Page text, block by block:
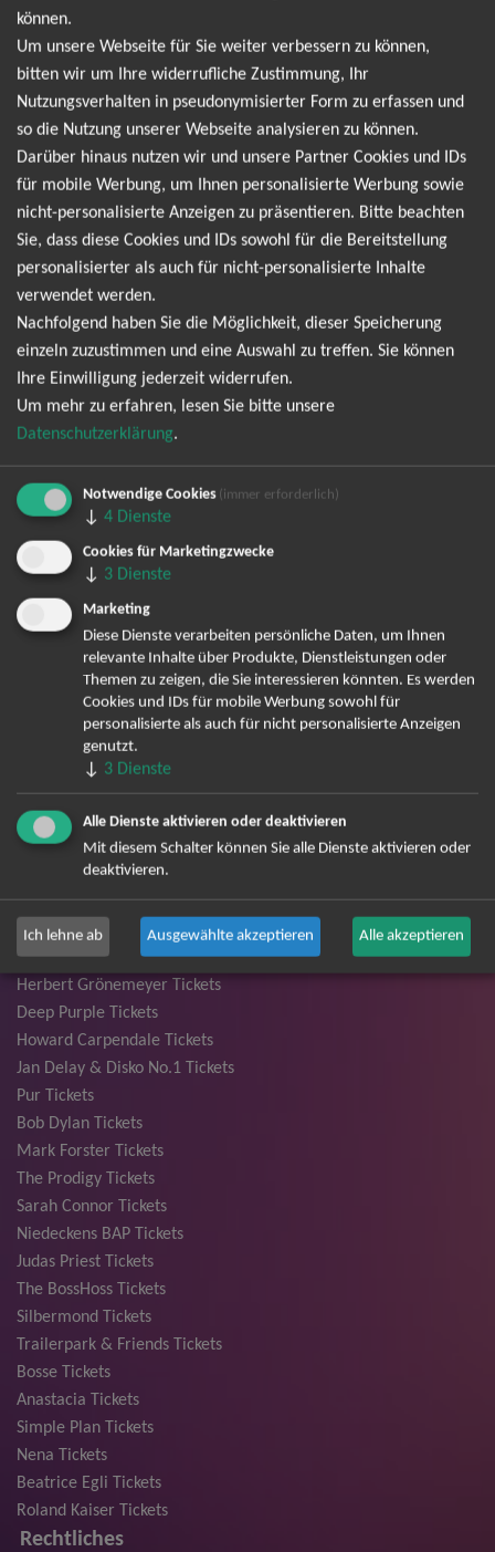
Leider gibt es aktuell von Bad Religion keine
Termine. Wir informieren dich jedoch gerne
direkt, sobald es neue Termine gibt. Einfach hier
für den Bad Religion Newsletter anmelden und
keine Angebote und Tourdaten mehr verpassen!
Ich möchte den regelmäßig erscheinenden Newsletter
abonnieren und bin daher mit einer Speicherung meiner E-
Mail-Adresse zum Zweck der Zustellung des Newsletters
Newsletter kann ich jederzeit wieder abbestellen.
Bereits angemeldet? Hier können Sie sich abmelden ...
TOP-Events
André Rieu Tickets
David Garrett Tickets
Andrea Berg Tickets
Backstreet Boys Tickets
Unheilig Tickets
Santiano Tickets
Ina Müller Tickets
Bryan Adams Tickets
Andreas Gabalier Tickets
Die Fantastischen Vier Tickets
Herbert Grönemeyer Tickets
Deep Purple Tickets
Howard Carpendale Tickets
Jan Delay & Disko No.1 Tickets
Pur Tickets
Bob Dylan Tickets
Mark Forster Tickets
The Prodigy Tickets
Sarah Connor Tickets
Niedeckens BAP Tickets
Judas Priest Tickets
The BossHoss Tickets
Silbermond Tickets
Trailerpark & Friends Tickets
Bosse Tickets
Anastacia Tickets
Simple Plan Tickets
Nena Tickets
Beatrice Egli Tickets
Roland Kaiser Tickets
Rechtliches
können.
Um unsere Webseite für Sie weiter verbessern zu können,
bitten wir um Ihre widerrufliche Zustimmung, Ihr
Nutzungsverhalten in pseudonymisierter Form zu erfassen und
so die Nutzung unserer Webseite analysieren zu können.
Darüber hinaus nutzen wir und unsere Partner Cookies und IDs
für mobile Werbung, um Ihnen personalisierte Werbung sowie
nicht-personalisierte Anzeigen zu präsentieren. Bitte beachten
Sie, dass diese Cookies und IDs sowohl für die Bereitstellung
personalisierter als auch für nicht-personalisierte Inhalte
verwendet werden.
Nachfolgend haben Sie die Möglichkeit, dieser Speicherung
einzeln zuzustimmen und eine Auswahl zu treffen. Sie können
Ihre Einwilligung jederzeit widerrufen.
Um mehr zu erfahren, lesen Sie bitte unsere
Datenschutzerklärung.
Notwendige Cookies (immer erforderlich)
↓ 4 Dienste
Cookies für Marketingzwecke
↓ 3 Dienste
Marketing
Diese Dienste verarbeiten persönliche Daten, um Ihnen
relevante Inhalte über Produkte, Dienstleistungen oder
Themen zu zeigen, die Sie interessieren könnten. Es werden
Cookies und IDs für mobile Werbung sowohl für
personalisierte als auch für nicht personalisierte Anzeigen
genutzt.
↓ 3 Dienste
Alle Dienste aktivieren oder deaktivieren
Mit diesem Schalter können Sie alle Dienste aktivieren oder
deaktivieren.
Ich lehne ab Ausgewählte akzeptieren Alle akzeptieren